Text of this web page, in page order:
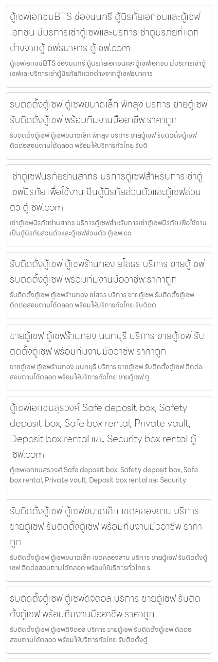
ตู้เซฟเอกชนBTS ช่องนนทรี ตู้นิรภัยเอกชนและตู้เซฟ
เอกชน มีบริการเช่าตู้เซฟและบริการเช่าตู้นิรภัยที่แตก
ต่างจากตู้เซฟธนาคาร ตู้เซฟ.com
ตู้เซฟเอกชนBTS ช่องนนทรี ตู้นิรภัยเอกชนและตู้เซฟเอกชน มีบริการเช่าตู้
เซฟและบริการเช่าตู้นิรภัยที่แตกต่างจากตู้เซฟธนาคาร
รับติดตั้งตู้เซฟ ตู้เซฟขนาดเล็ก พัทลุง บริการ ขายตู้เซฟ
รับติดตั้งตู้เซฟ พร้อมทีมงานมืออาชีพ ราคาถูก
รับติดตั้งตู้เซฟ ตู้เซฟขนาดเล็ก พัทลุง บริการ ขายตู้เซฟ รับติดตั้งตู้เซฟ
ติดต่อสอบถามได้ตลอด พร้อมให้บริการทั่วไทย รับติ
เช่าตู้เซฟนิรภัยย่านสาทร บริการตู้เซฟสำหรับการเช่าตู้
เซฟนิรภัย เพื่อใช้งานเป็นตู้นิรภัยส่วนตัวและตู้เซฟส่วน
ตัว ตู้เซฟ.com
เช่าตู้เซฟนิรภัยย่านสาทร บริการตู้เซฟสำหรับการเช่าตู้เซฟนิรภัย เพื่อใช้งาน
เป็นตู้นิรภัยส่วนตัวและตู้เซฟส่วนตัว ตู้เซฟ.co
รับติดตั้งตู้เซฟ ตู้เซฟร้านทอง ยโสธร บริการ ขายตู้เซฟ
รับติดตั้งตู้เซฟ พร้อมทีมงานมืออาชีพ ราคาถูก
รับติดตั้งตู้เซฟ ตู้เซฟร้านทอง ยโสธร บริการ ขายตู้เซฟ รับติดตั้งตู้เซฟ
ติดต่อสอบถามได้ตลอด พร้อมให้บริการทั่วไทย รับติดต
ขายตู้เซฟ ตู้เซฟร้านทอง นนทบุรี บริการ ขายตู้เซฟ รับ
ติดตั้งตู้เซฟ พร้อมทีมงานมืออาชีพ ราคาถูก
ขายตู้เซฟ ตู้เซฟร้านทอง นนทบุรี บริการ ขายตู้เซฟ รับติดตั้งตู้เซฟ ติดต่อ
สอบถามได้ตลอด พร้อมให้บริการทั่วไทย ขายตู้เซฟ ตู
ตู้เซฟเอกชนสุรวงศ์ Safe deposit box, Safety
deposit box, Safe box rental, Private vault,
Deposit box rental และ Security box rental ตู้
เซฟ.com
ตู้เซฟเอกชนสุรวงศ์ Safe deposit box, Safety deposit box, Safe
box rental, Private vault, Deposit box rental และ Security
รับติดตั้งตู้เซฟ ตู้เซฟขนาดเล็ก เขตคลองสาน บริการ
ขายตู้เซฟ รับติดตั้งตู้เซฟ พร้อมทีมงานมืออาชีพ ราคา
ถูก
รับติดตั้งตู้เซฟ ตู้เซฟขนาดเล็ก เขตคลองสาน บริการ ขายตู้เซฟ รับติดตั้งตู้
เซฟ ติดต่อสอบถามได้ตลอด พร้อมให้บริการทั่วไทย ร
รับติดตั้งตู้เซฟ ตู้เซฟดิจิตอล บริการ ขายตู้เซฟ รับติด
ตั้งตู้เซฟ พร้อมทีมงานมืออาชีพ ราคาถูก
รับติดตั้งตู้เซฟ ตู้เซฟดิจิตอล บริการ ขายตู้เซฟ รับติดตั้งตู้เซฟ ติดต่อ
สอบถามได้ตลอด พร้อมให้บริการทั่วไทย รับติดตั้งตู้